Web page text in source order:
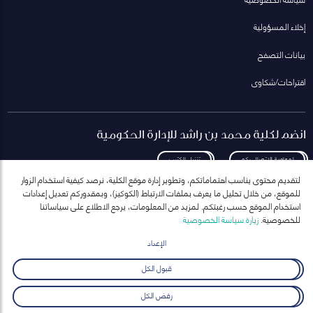
إخلاء المسؤولية
بيانات التصفح
اقتراحات/شكاوى
انضم لكلية محمد بن راشد للإدارة الحكومية
لمعاودة الاتصال بكم تنزيل الكتيب
انضم إلى قائمة مراسلاتنا
ارسال
لتقديم محتوى يناسب اهتماماتكم، وتطوير إدارة موقع الكلية، نرصد كيفية استخدام الزوار
للموقع، من خلال تحليل ما يعرف بملفات الارتباط (الكوكيز)، وبمقدوركم تعديل إعدادات
استخدام الموقع حسب رغبتكم. لمزيد من المعلومات، يرجع الاطلاع على سياساتنا
للخصوصية.زيارة سياسة الخصوصية
الإعداد
قبول الكل
رفض الكل